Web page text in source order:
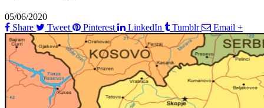
05/06/2020
Share
Tweet Pinterest LinkedIn Tumblr Email +